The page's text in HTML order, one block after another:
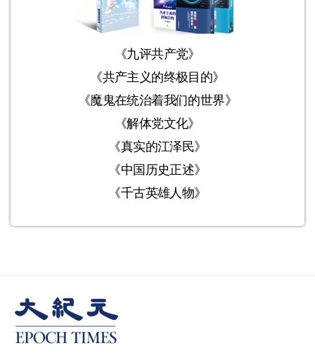
《九评共产党》
《共产主义的终极目的》
《魔鬼在统治着我们的世界》
《解体党文化》
《真实的江泽民》
《中国历史正述》
《千古英雄人物》